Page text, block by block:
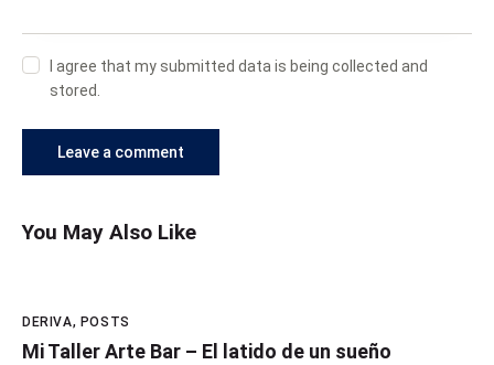
I agree that my submitted data is being collected and
stored.
You May Also Like
DERIVA, POSTS
Mi Taller Arte Bar – El latido de un sueño